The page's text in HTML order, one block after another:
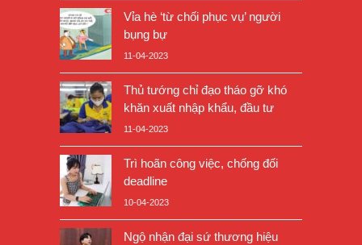
Vỉa hè ‘từ chối phục vụ’ người
bụng bự
11-04-2023
Thủ tướng chỉ đạo tháo gỡ khó
khăn xuất nhập khẩu, đầu tư
11-04-2023
Trì hoãn công việc, chống đối
deadline
10-04-2023
Ngộ nhận đại sứ thương hiệu